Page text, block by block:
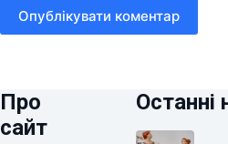
Опублікувати коментар
Про
сайт
Останні